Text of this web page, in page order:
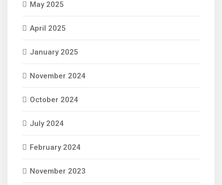
May 2025
April 2025
January 2025
November 2024
October 2024
July 2024
February 2024
November 2023